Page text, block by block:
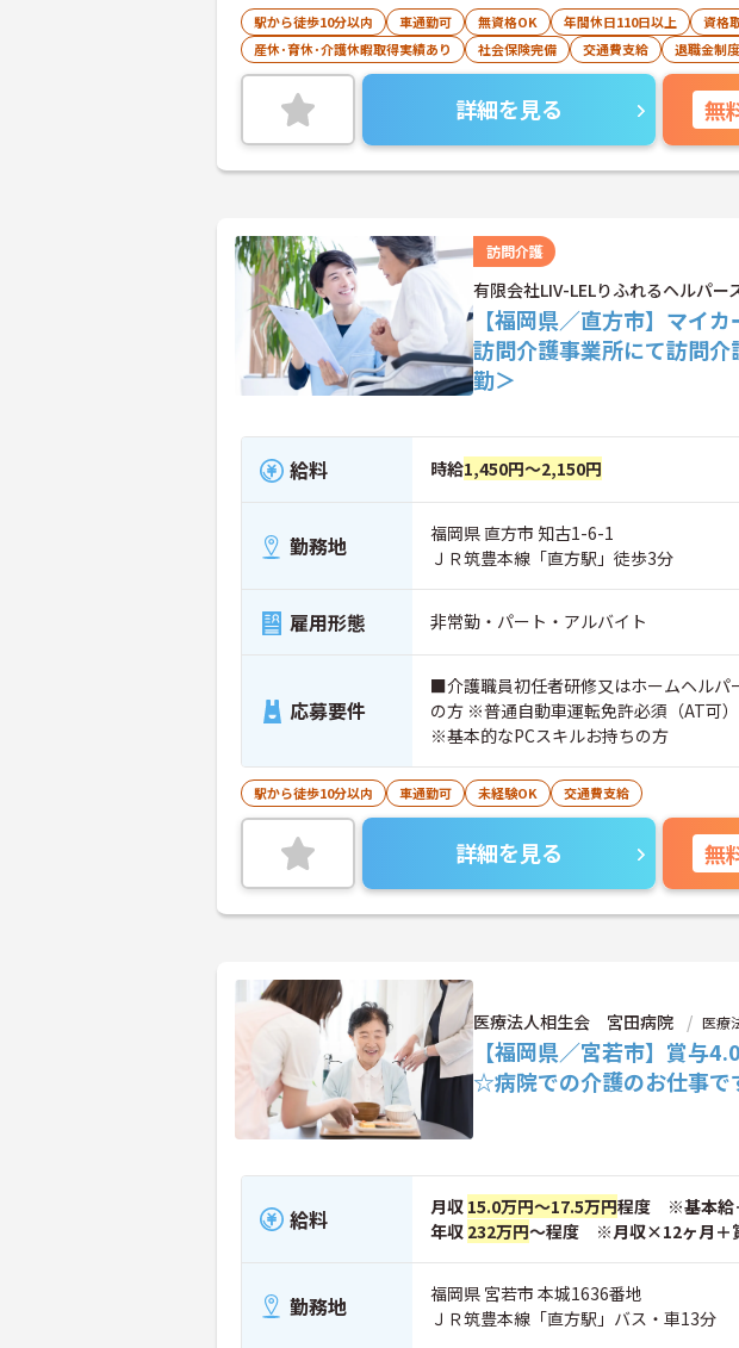
駅から徒歩10分以内 車通勤可 無資格OK 年間休日110日以上
資格
産休･育休･介護休暇取得実績あり
社会保険完備 交通費支給 退職金制
詳細を見る 無
訪問介護
有限会社LIV-LELりふれるヘルパー
【福岡県／直方市】マイ
訪問介護事業所にて訪問
勤＞
給料 時給1,450円～2,150円
勤務地
福岡県 直方市 知古1-6-1
ＪＲ筑豊本線「直方駅」徒歩3分
雇用形態 非常勤・パート・アルバイト
応募要件
■介護職員初任者研修又はホームヘルパ
の方 ※普通自動車運転免許必須（AT可
※基本的なPCスキルお持ちの方
駅から徒歩10分以内 車通勤可 未経験OK 交通費支給
詳細を見る 無
医療法人相生会 宮田病院 医療
【福岡県／宮若市】賞与
☆病院での介護のお仕事
給料 月収 15.0万円～17.5万円程度 ※基本給
年収 232万円～程度 ※月収×12ヶ月＋
勤務地
福岡県 宮若市 本城1636番地
ＪＲ筑豊本線「直方駅」バス・車13分